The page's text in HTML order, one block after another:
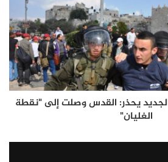
الجديد يحذر: القدس وصلت إلى "نقطة
الغليان"